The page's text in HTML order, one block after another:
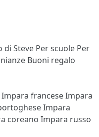
di Steve Per scuole Per
Buoni regalo
Impara franceseImpara
Impara
coreano Impara russo